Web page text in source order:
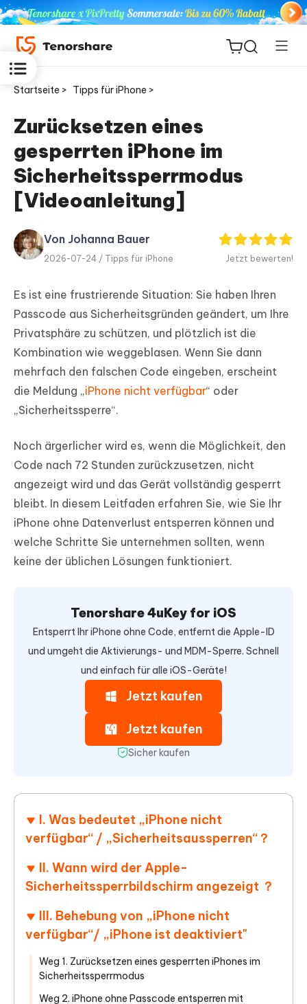
ReiBoot
for iOS
PDNob
Editor
Startseite > Tipps für iPhone >
Zurücksetzen eines
gesperrten iPhone im
Sicherheitssperrmodus
[Videoanleitung]
Von Johanna Bauer
2026-07-24 / Tipps für iPhone Jetzt bewerten!
Es ist eine frustrierende Situation: Sie haben Ihren
Passcode aus Sicherheitsgründen geändert, um Ihre
Privatsphäre zu schützen, und plötzlich ist die
Kombination wie weggeblasen. Wenn Sie dann
mehrfach den falschen Code eingeben, erscheint
die Meldung „iPhone nicht verfügbar“ oder
„Sicherheitssperre“.
Noch ärgerlicher wird es, wenn die Möglichkeit, den
Code nach 72 Stunden zurückzusetzen, nicht
angezeigt wird und das Gerät vollständig gesperrt
bleibt. In diesem Leitfaden erfahren Sie, wie Sie Ihr
iPhone ohne Datenverlust entsperren können und
welche Schritte Sie unternehmen sollten, wenn
keine der üblichen Lösungen funktioniert.
Tenorshare 4uKey for iOS
Entsperrt Ihr iPhone ohne Code, entfernt die Apple-ID
und umgeht die Aktivierungs- und MDM-Sperre. Schnell
und einfach für alle iOS-Geräte!
Jetzt kaufen
Jetzt kaufen
Sicher kaufen
I. Was bedeutet „iPhone nicht
verfügbar“ / „Sicherheitsaussperren“？
II. Wann wird der Apple-
Sicherheitssperrbildschirm angezeigt ？
III. Behebung von „iPhone nicht
verfügbar“/ „iPhone ist deaktiviert"
Weg 1. Zurücksetzen eines gesperrten iPhones im
Sicherheitssperrmodus
Weg 2. iPhone ohne Passcode entsperren mit